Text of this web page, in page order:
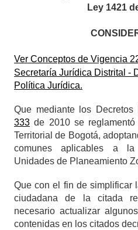
Ley 1421
Ver Conceptos de Vigencia
Secretaría Jurídica Distrital -
Política Jurídica.
Que mediante los Decretos
333 de 2010 se
Territorial de Bogotá,
comunes aplicables a
Unidades de Planeamiento
Que con el fin de simplificar
ciudadana de la citada
necesario actualizar
contenidas en los citados